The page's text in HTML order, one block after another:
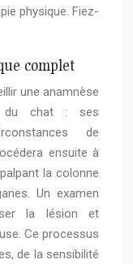
physique. Fiez-
complet
une anamnèse
du chat : ses
de
ensuite à
la colonne
Un examen
la lésion et
Ce processus
de la sensibilité